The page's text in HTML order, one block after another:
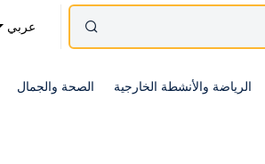
عربي
الرياضة والأنشطة الخارجية الصحة والجمال